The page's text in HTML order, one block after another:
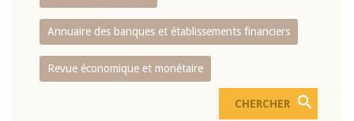
Annuaire des banques et établissements financiers
Revue économique et monétaire